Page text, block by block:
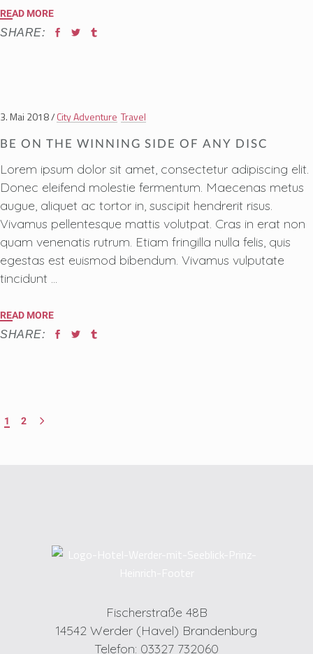
READ MORE
SHARE:
3. Mai 2018 City Adventure Travel
BE ON THE WINNING SIDE OF ANY DISC
Lorem ipsum dolor sit amet, consectetur adipiscing elit.
Donec eleifend molestie fermentum. Maecenas metus
augue, aliquet ac tortor in, suscipit hendrerit risus.
Vivamus pellentesque mattis volutpat. Cras in erat non
quam venenatis rutrum. Etiam fringilla nulla felis, quis
egestas est euismod bibendum. Vivamus vulputate
tincidunt
READ MORE
SHARE:
1 2
Fischerstraße 48B
14542 Werder (Havel) Brandenburg
Telefon: 03327 732060